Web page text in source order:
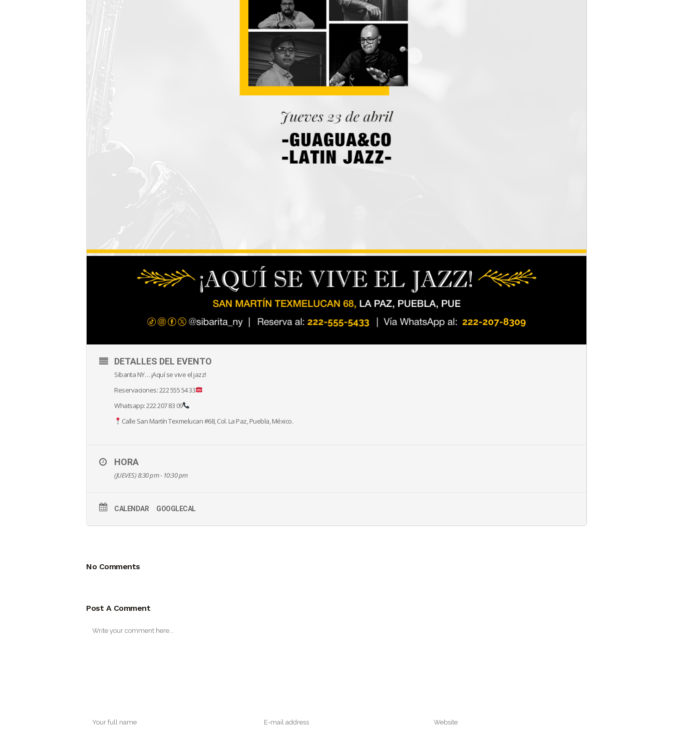
DETALLES DEL EVENTO
Sibarita NY… ¡Aquí se vive el jazz!
Reservaciones: 222 555 54 33
Whatsapp: 222 207 83 09
Calle San Martín Texmelucan #68, Col. La Paz, Puebla, México.
HORA
(JUEVES) 8:30 pm - 10:30 pm
CALENDAR GOOGLECAL
No Comments
Post A Comment